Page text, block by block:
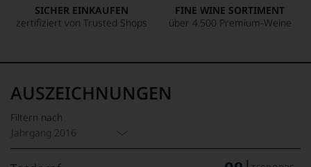
SICHER EINKAUFEN
zertifiziert von Trusted Shops
FINE WINE SORTIMENT
über 4.500 Premium-Weine
AUSZEICHNUNGEN
Filtern nach
Jahrgang 2016